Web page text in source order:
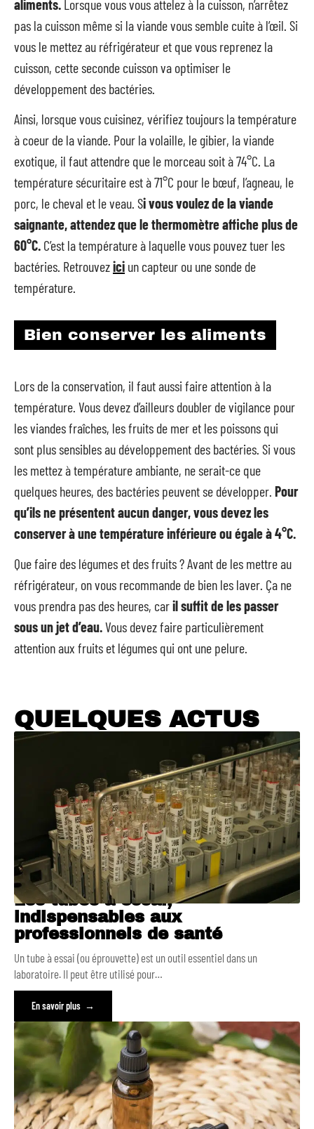
aliments. Lorsque vous vous attelez à la cuisson, n’arrêtez
pas la cuisson même si la viande vous semble cuite à l’œil. Si
vous le mettez au réfrigérateur et que vous reprenez la
cuisson, cette seconde cuisson va optimiser le
développement des bactéries.
Ainsi, lorsque vous cuisinez, vérifiez toujours la température
à coeur de la viande. Pour la volaille, le gibier, la viande
exotique, il faut attendre que le morceau soit à 74°C. La
température sécuritaire est à 71°C pour le bœuf, l’agneau, le
porc, le cheval et le veau. Si vous voulez de la viande
saignante, attendez que le thermomètre affiche plus de
60°C. C’est la température à laquelle vous pouvez tuer les
bactéries. Retrouvezici un capteur ou une sonde de
température.
Bien conserver les aliments
Lors de la conservation, il faut aussi faire attention à la
température. Vous devez d’ailleurs doubler de vigilance pour
les viandes fraîches, les fruits de mer et les poissons qui
sont plus sensibles au développement des bactéries. Si vous
les mettez à température ambiante, ne serait-ce que
quelques heures, des bactéries peuvent se développer. Pour
qu’ils ne présentent aucun danger, vous devez les
conserver à une température inférieure ou égale à 4°C.
Que faire des légumes et des fruits ? Avant de les mettre au
réfrigérateur, on vous recommande de bien les laver. Ça ne
vous prendra pas des heures, caril suffit de les passer
sous un jet d’eau.Vous devez faire particulièrement
attention aux fruits et légumes qui ont une pelure.
QUELQUES ACTUS
Les tubes à essai,
indispensables aux
professionnels de santé
Un tube à essai (ou éprouvette) est un outil essentiel dans un
laboratoire. Il peut être utilisé pour…
En savoir plus